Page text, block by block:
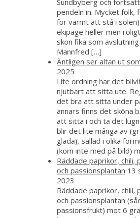
Sundbyberg och
pendeln in. Mycket folk,
för varmt att stå i
ekipage heller men
skön fika som
Mannfred […]
Äntligen ser altan ut
2025
Lite ordning har det
njutbart att sitta ute.
det bra att sitta under
annars finns det sköna
att sitta i och ta det
blir det lite många av
glada), sallad i olika
(kom inte med på bild)
Räddade paprikor, chili,
och passionsplantan 13
2023
Räddade paprikor, chili,
och passionsplantan
passionsfrukt) mot 6